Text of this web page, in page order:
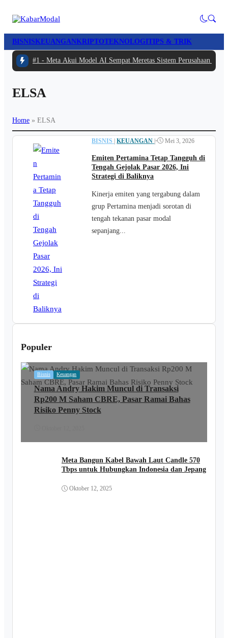
BISNISKEUANGANKRIPTOTEKNOLOGITIPS & TRIK
#1 - Meta Akui Model AI Sempat Meretas Sistem Perusahaan
ELSA
Home » ELSA
BISNIS KEUANGAN • Mei 3, 2026
Emiten Pertamina Tetap Tangguh di
Tengah Gejolak Pasar 2026, Ini
Strategi di Baliknya
Kinerja emiten yang tergabung dalam
grup Pertamina menjadi sorotan di
tengah tekanan pasar modal
sepanjang...
Populer
Bisnis Keuangan
Nama Andry Hakim Muncul di Transaksi
Rp200 M Saham CBRE, Pasar Ramai Bahas
Risiko Penny Stock
Meta Bangun Kabel Bawah Laut Candle 570
Tbps untuk Hubungkan Indonesia dan Jepang
Oktober 12, 2025